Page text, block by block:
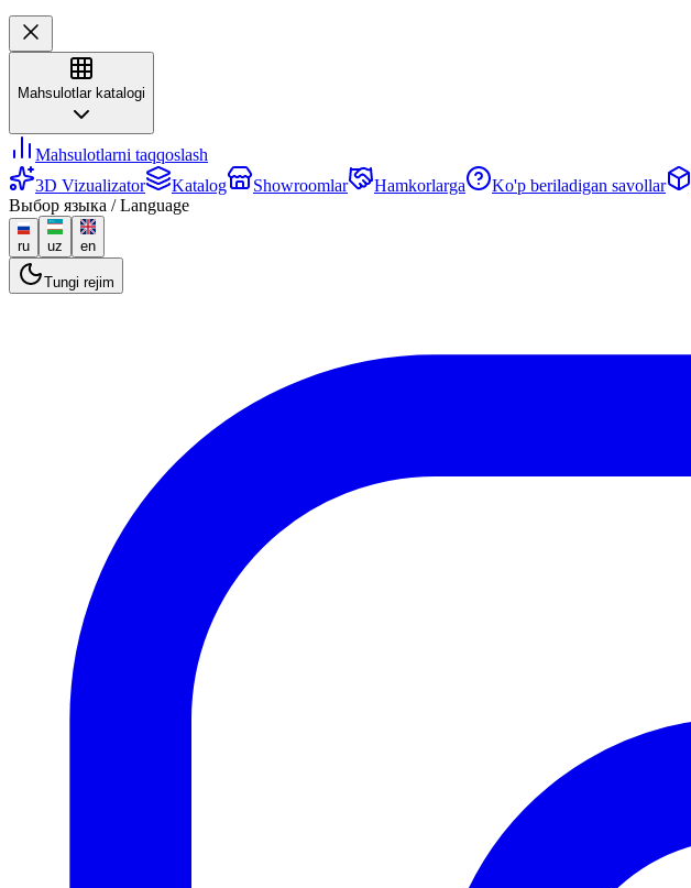
Mahsulotlar katalogi
Mahsulotlarni taqqoslash
3D Vizualizator
Katalog Showroomlar Hamkorlarga Ko'p beriladigan savollar
Выбор языка / Language
ru uz en
Tungi rejim